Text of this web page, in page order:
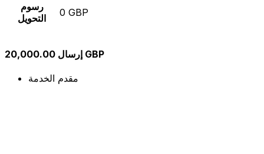
رسوم
التحويل
0 GBP
إرسال 20,000.00 GBP
مقدم الخدمة